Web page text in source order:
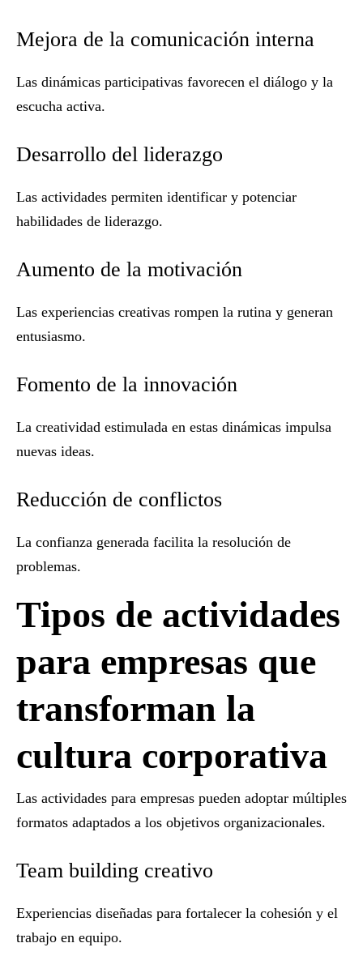
Mejora de la comunicación interna
Las dinámicas participativas favorecen el diálogo y la
escucha activa.
Desarrollo del liderazgo
Las actividades permiten identificar y potenciar
habilidades de liderazgo.
Aumento de la motivación
Las experiencias creativas rompen la rutina y generan
entusiasmo.
Fomento de la innovación
La creatividad estimulada en estas dinámicas impulsa
nuevas ideas.
Reducción de conflictos
La confianza generada facilita la resolución de
problemas.
Tipos de actividades
para empresas que
transforman la
cultura corporativa
Las actividades para empresas pueden adoptar múltiples
formatos adaptados a los objetivos organizacionales.
Team building creativo
Experiencias diseñadas para fortalecer la cohesión y el
trabajo en equipo.